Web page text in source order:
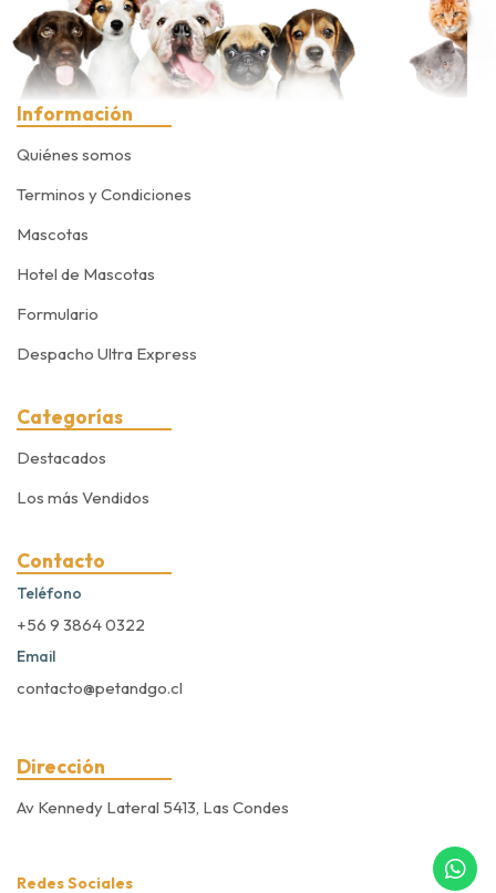
Información
Quiénes somos
Terminos y Condiciones
Mascotas
Hotel de Mascotas
Formulario
Despacho Ultra Express
Categorías
Destacados
Los más Vendidos
Contacto
Teléfono
+56 9 3864 0322
Email
contacto@petandgo.cl
Dirección
Av Kennedy Lateral 5413, Las Condes
Redes Sociales